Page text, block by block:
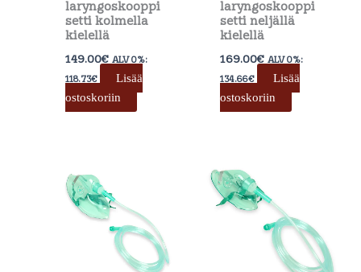
laryngoskooppi
setti kolmella
kielellä
149.00€ ALV 0%:
118.73€
Lisää
ostoskoriin
laryngoskooppi
setti neljällä
kielellä
169.00€ ALV 0%:
134.66€
Lisää
ostoskoriin